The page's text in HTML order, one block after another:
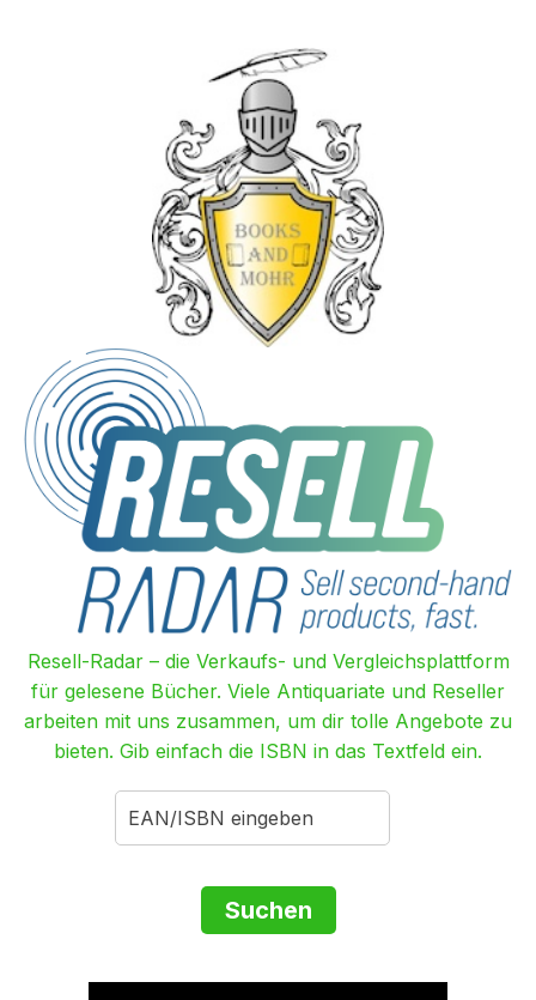
Resell-Radar – die Verkaufs- und Vergleichsplattform
für gelesene Bücher. Viele Antiquariate und Reseller
arbeiten mit uns zusammen, um dir tolle Angebote zu
bieten. Gib einfach die ISBN in das Textfeld ein.